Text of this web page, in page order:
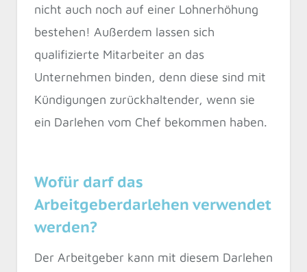
nicht auch noch auf einer Lohnerhöhung
bestehen! Außerdem lassen sich
qualifizierte Mitarbeiter an das
Unternehmen binden, denn diese sind mit
Kündigungen zurückhaltender, wenn sie
ein Darlehen vom Chef bekommen haben.
Wofür darf das
Arbeitgeberdarlehen verwendet
werden?
Der Arbeitgeber kann mit diesem Darlehen